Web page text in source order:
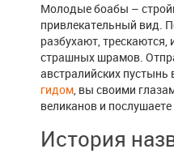
Молодые боабы –
привлекательный вид.
разбухают,
страшных шрамов.
австралийских пустынь
гидом, вы своими
великанов и
История